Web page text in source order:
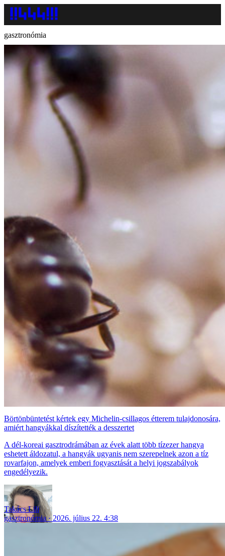
gasztronómia
Börtönbüntetést kértek egy Michelin-csillagos étterem tulajdonosára,
amiért hangyákkal díszítették a desszertet
A dél-koreai gasztrodrámában az évek alatt több tízezer hangya
eshetett áldozatul, a hangyák ugyanis nem szerepelnek azon a tíz
rovarfajon, amelyek emberi fogyasztását a helyi jogszabályok
engedélyezik.
Takács Lili
gasztronómia
2026. július 22. 4:38